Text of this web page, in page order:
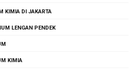
KIMIA DI JAKARTA
LENGAN PENDEK
KIMIA